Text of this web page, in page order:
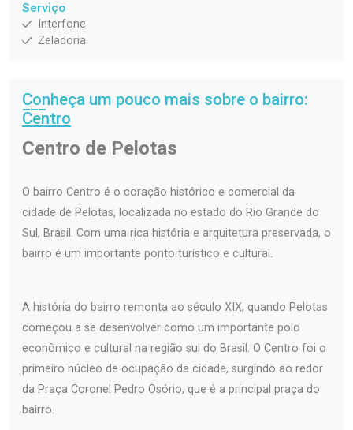
Serviço
Interfone
Zeladoria
Conheça um pouco mais sobre o bairro:
Centro
Centro de Pelotas
O bairro Centro é o coração histórico e comercial da
cidade de Pelotas, localizada no estado do Rio Grande do
Sul, Brasil. Com uma rica história e arquitetura preservada, o
bairro é um importante ponto turístico e cultural.
A história do bairro remonta ao século XIX, quando Pelotas
começou a se desenvolver como um importante polo
econômico e cultural na região sul do Brasil. O Centro foi o
primeiro núcleo de ocupação da cidade, surgindo ao redor
da Praça Coronel Pedro Osório, que é a principal praça do
bairro.